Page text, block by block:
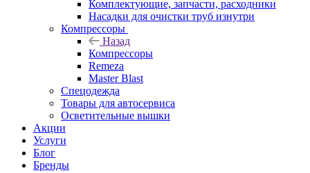
Комплектующие, запчасти, расходники
Насадки для очистки труб изнутри
Компрессоры
Назад
Компрессоры
Remeza
Master Blast
Спецодежда
Товары для автосервиса
Осветительные вышки
Акции
Услуги
Блог
Бренды